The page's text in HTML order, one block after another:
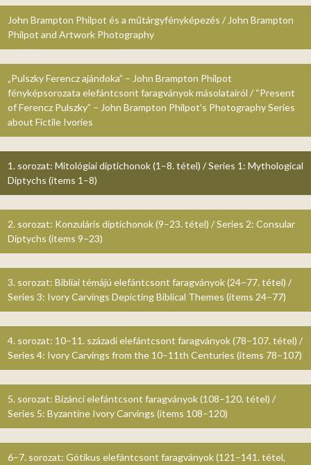
John Brampton Philpot és a műtárgyfényképezés / John Brampton
Philpot and Artwork Photography
„Pulszky Ferencz ajándoka” – John Brampton Philpot
fényképsorozata elefántcsont faragványok másolatairól / “Present
of Ferencz Pulszky” – John Brampton Philpot’s Photography Series
about Fictile Ivories
1. sorozat: Mitológiai diptichonok (1–8. tétel) / Series 1: Mythological
Diptychs (items 1–8)
2. sorozat: Konzuláris diptichonok (9–23. tétel) / Series 2: Consular
Diptychs (items 9–23)
3. sorozat: Bibliai témájú elefántcsont faragványok (24–77. tétel) /
Series 3: Ivory Carvings Depicting Biblical Themes (items 24–77)
4. sorozat: 10–11. századi elefántcsont faragványok (78–107. tétel) /
Series 4: Ivory Carvings from the 10–11th Centuries (items 78–107)
5. sorozat: Bizánci elefántcsont faragványok (108–120. tétel) /
Series 5: Byzantine Ivory Carvings (items 108–120)
6–7. sorozat: Gótikus elefántcsont faragványok (121–141. tétel,